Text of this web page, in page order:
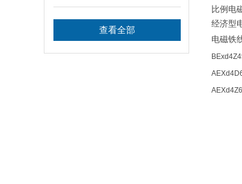
查看全部
比例电
经济型
电磁铁